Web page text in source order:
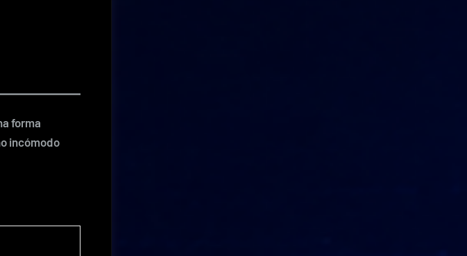
forma
incómodo